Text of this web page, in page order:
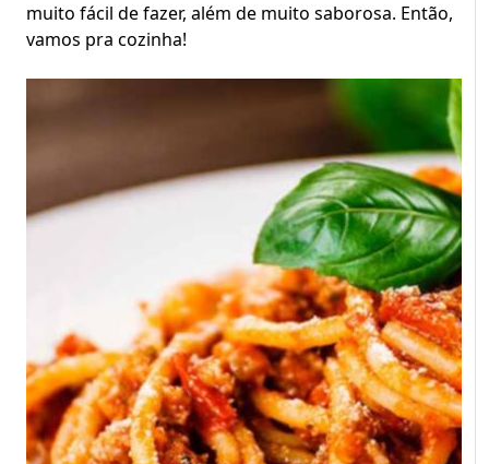
muito fácil de fazer, além de muito saborosa. Então,
vamos pra cozinha!